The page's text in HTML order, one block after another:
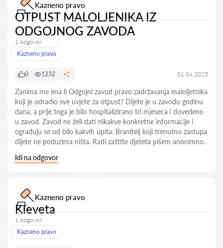
Kazneno pravo
OTPUST MALOLJENIKA IZ
ODGOJNOG ZAVODA
1 odgovor
Kazneno pravo
0 1232 01.04.2025
Zanima me ima li Odgojni zavod pravo zadržavanja maloljetnika
koji je odradio sve uvjete za otpust? Dijete je u zavodu godinu
dana, a prije toga je bilo hospitalizirano tri mjeseca i dovedeno
u zavod. Zavod ne želi dati nikakve konkretne informacije i
ograđuju se od bilo kakvih upita. Branitelj koji trenutno zastupa
dijete ne poduzima ništa. Radi zaštite djeteta pišem anonimno.
Idi na odgovor
Kazneno pravo
Kleveta
1 odgovor
Kazneno pravo